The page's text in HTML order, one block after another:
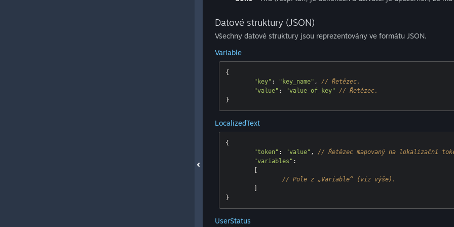
Datové struktury (JSON)
Všechny datové struktury jsou reprezentovány ve formátu JSON.
Variable
{
"key" : "key_name" , // Řetězec.
"value" : "value_of_key" // Řetězec.
LocalizedText
{
"token" : "value" , // Řetězec mapovaný na lokalizační
"variables" :
// Pole z „Variable“ (viz výše).
UserStatus